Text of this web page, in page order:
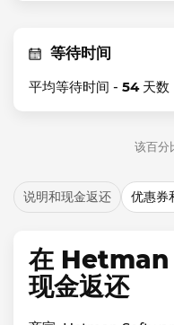
等待时间
平均等待时间 - 54天数
该百分
说明和现金返还 优惠券
在
现金返还